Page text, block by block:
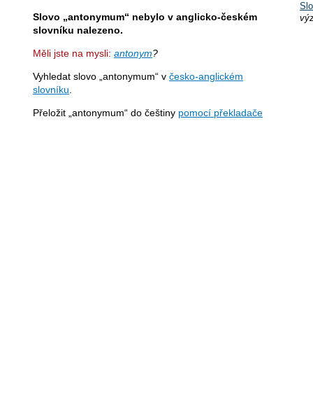
Slovo „antonymum“ nebylo v anglicko-českém
slovníku nalezeno.
Měli jste na mysli: antonym?
Vyhledat slovo „antonymum“ v česko-anglickém
slovníku
Přeložit „antonymum“ do češtiny pomocí překladače